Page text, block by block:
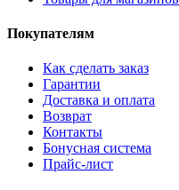
Покупателям
Как сделать заказ
Гарантии
Доставка и оплата
Возврат
Контакты
Бонусная система
Прайс-лист